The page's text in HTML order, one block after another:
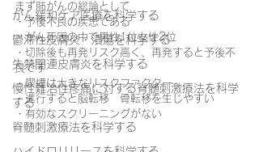
がん緩和ケア医療を科学する
鬱滞性皮膚炎・潰瘍を科学する
失禁関連皮膚炎を科学する
慢性難治性疼痛に対する脊髄刺激療法を科学
する
脊髄刺激療法を科学する
まず肺がんの総論として
・予後不良の疾患である
・がん死因の中で男性1位女性2位
・切除後も再発リスク高く、再発すると予後不
良です
・喫煙は大きなリスクファクター
・進行すると脳転移　骨転移を生じやすい
・有効なスクリーニングがない